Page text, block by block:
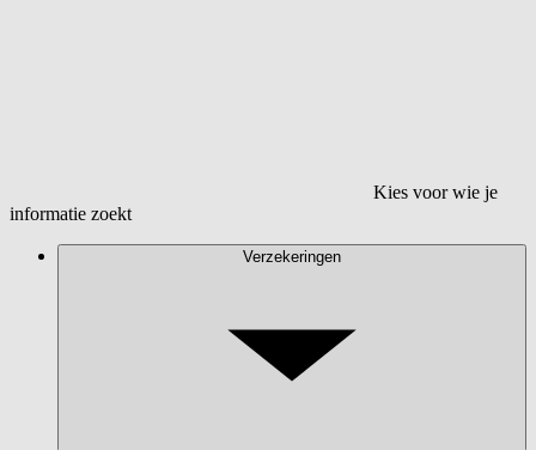
Kies voor wie je
informatie zoekt
Verzekeringen